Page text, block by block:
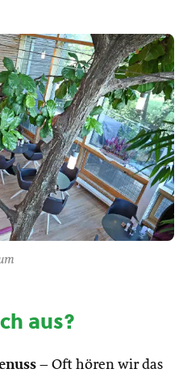
aus?
– Oft hören wir das